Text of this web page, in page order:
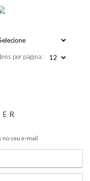
por página:
no seu e-mail